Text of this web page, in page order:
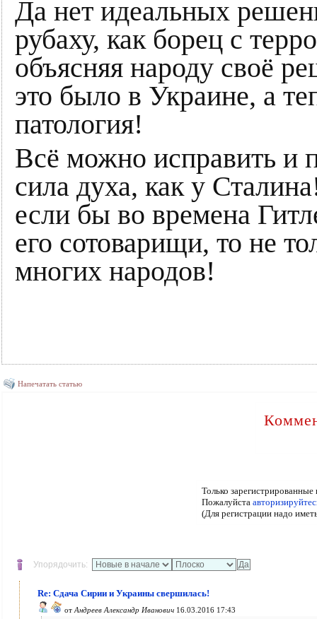
Да нет идеальных
рубаху, как борец с
объясняя народу своё
это было в Украине, а
патология!
Всё можно исправить и
сила духа, как у
если бы во времена
его сотоварищи, то не
многих народов!
Напечатать статью
Только зарегистрированные
Пожалуйста
(Для регистрации надо
Упорядочить:
Re: Сдача Сирии и Украины свершилась!
от Андреев Александр Иванович 16.03.2016 17:43